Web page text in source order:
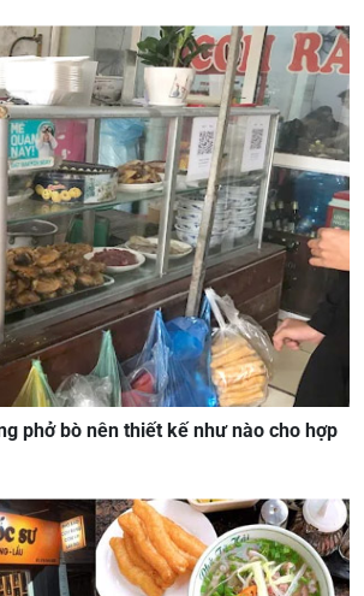
phở bò nên thiết kế như nào cho hợp